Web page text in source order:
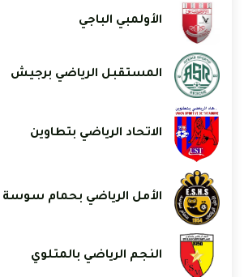
الأولمبي الباجي
المستقبل الرياضي برجيش
الاتحاد الرياضي بتطاوين
الأمل الرياضي بحمام سوسة
النجم الرياضي بالمتلوي